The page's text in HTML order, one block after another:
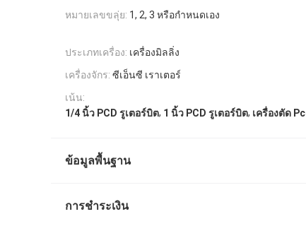
หมายเลขขลุ่ย: 1, 2, 3 หรือกำหนดเอง
ประเภทเครื่อง: เครื่องมิลลิ่ง
เครื่องจักร: ซีเอ็นซี เราเตอร์
เน้น:
1/4 นิ้ว PCD รูเตอร์บิต, 1 นิ้ว PCD รูเตอร์บิต, เครื่องตัด
ข้อมูลพื้นฐาน
การชำระเงิน